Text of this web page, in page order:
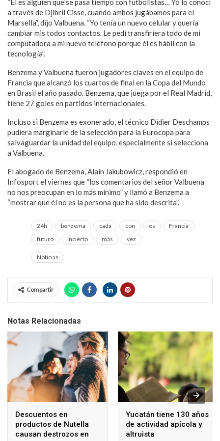
“Él es alguien que se pasa tiempo con futbolistas… Yo lo conocí
a través de Djibril Cisse, cuando ambos jugábamos para el
Marsella”, dijo Valbuena. “Yo tenía un nuevo celular y quería
cambiar mis todos contactos. Le pedí transfiriera todo de mi
computadora a mi nuevo teléfono porque él es hábil con la
tecnología”.
Benzema y Valbuena fueron jugadores claves en el equipo de
Francia que alcanzó los cuartos de final en la Copa del Mundo
en Brasil el año pasado. Benzema, que juega por el Real Madrid,
tiene 27 goles en partidos internacionales.
Incluso si Benzema es exonerado, el técnico Didier Deschamps
pudiera marginarle de la selección para la Eurocopa para
salvaguardar la unidad del equipo, especialmente si selecciona
a Valbuena.
El abogado de Benzema, Alain Jakubowicz, respondió en
Infosport el viernes que “los comentarios del señor Valbuena
no nos preocupan en lo más mínimo” y llamó a Benzema a
“mostrar que él no es la persona que ha sido descrita”.
24h benzema cada con es
Francia
futuro
incierto más vez
Noticias
Compartir
Notas Relacionadas
Descuentos en
productos de Nutella
causan destrozos en
Yucatán tiene 130 años
de actividad apícola y
altruista